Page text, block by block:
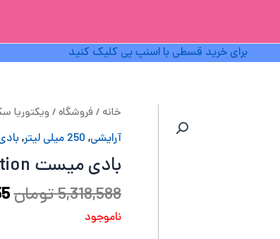
برای خرید قسطی با اسنپ پی کلیک کنید
خانه /فروشگاه/ویکتوریا
آرایشی, 250 میلی لیتر ,
بادی میست Pure Seduction ویکتوریا سکرت
5,318,588تومان
ناموجود